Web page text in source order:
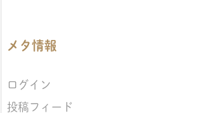
メタ情報
ログイン
投稿フィード